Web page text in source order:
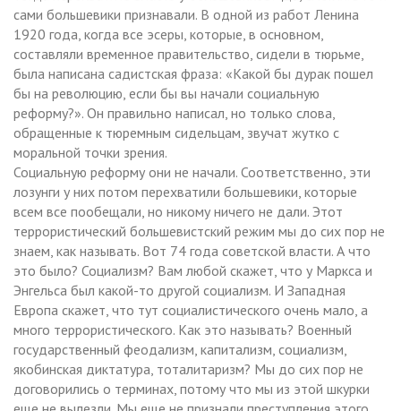
сами большевики признавали. В одной из работ Ленина
1920 года, когда все эсеры, которые, в основном,
составляли временное правительство, сидели в тюрьме,
была написана садистская фраза: «Какой бы дурак пошел
бы на революцию, если бы вы начали социальную
реформу?». Он правильно написал, но только слова,
обращенные к тюремным сидельцам, звучат жутко с
моральной точки зрения.
Социальную реформу они не начали. Соответственно, эти
лозунги у них потом перехватили большевики, которые
всем все пообещали, но никому ничего не дали. Этот
террористический большевистский режим мы до сих пор не
знаем, как называть. Вот 74 года советской власти. А что
это было? Социализм? Вам любой скажет, что у Маркса и
Энгельса был какой-то другой социализм. И Западная
Европа скажет, что тут социалистического очень мало, а
много террористического. Как это называть? Военный
государственный феодализм, капитализм, социализм,
якобинская диктатура, тоталитаризм? Мы до сих пор не
договорились о терминах, потому что мы из этой шкурки